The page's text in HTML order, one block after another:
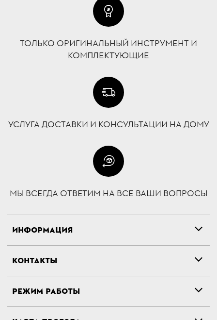
ТОЛЬКО ОРИГИНАЛЬНЫЙ ИНСТРУМЕНТ И
КОМПЛЕКТУЮЩИЕ
УСЛУГА ДОСТАВКИ И КОНСУЛЬТАЦИИ НА ДОМУ
МЫ ВСЕГДА ОТВЕТИМ НА ВСЕ ВАШИ ВОПРОСЫ
ИНФОРМАЦИЯ
КОНТАКТЫ
РЕЖИМ РАБОТЫ